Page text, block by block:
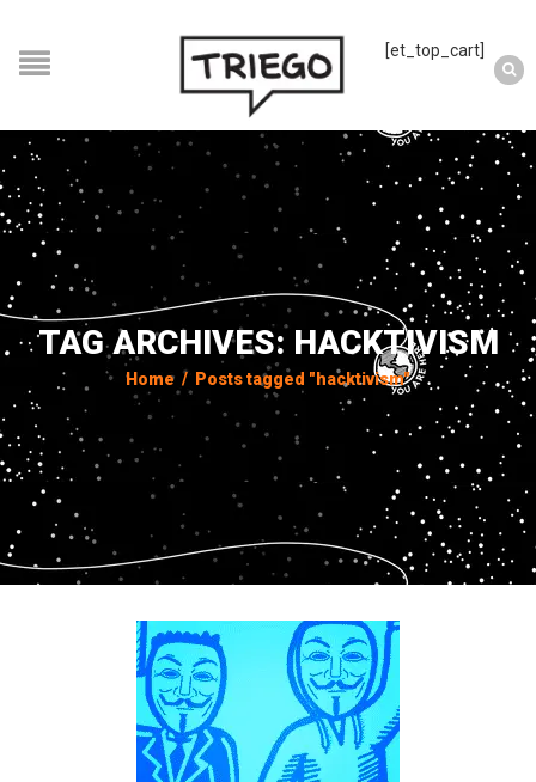
[et_top_cart]
TAG ARCHIVES: HACKTIVISM
Home / Posts tagged "hacktivism"